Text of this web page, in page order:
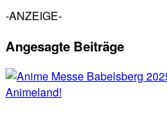
-ANZEIGE-
Angesagte Beiträge